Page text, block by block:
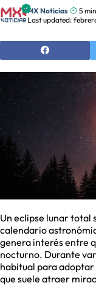
MX Noticias
5 min
Last updated:
Un eclipse lunar total
calendario
genera interés entre
nocturno. Durante
habitual para adoptar
que suele atraer